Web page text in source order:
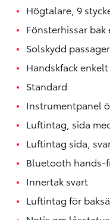
Högtalare, 9
Fönsterhissar
Solskydd
Handskfack enkelt
Standard
Instrumentpanel
Luftintag, sida
Luftintag sida,
Bluetooth hands-
Innertak svart
Luftintag för